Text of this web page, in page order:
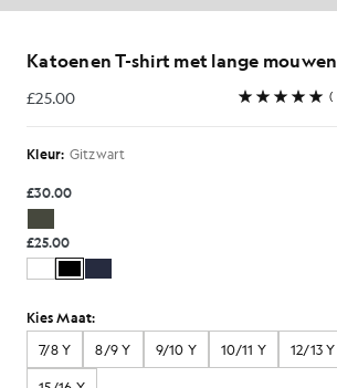
Katoenen T-shirt met lange mouwen
£25.00
£25.00 (
Kleur: Gitzwart
£30.00
£25.00
Kies Maat:
7/8 Y
8/9 Y 9/10 Y 10/11 Y 12/13 Y